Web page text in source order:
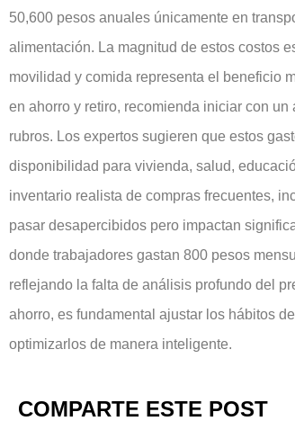
50,600 pesos anuales únicamente en
alimentación. La magnitud de estos costos
movilidad y comida representa el beneficio
en ahorro y retiro, recomienda iniciar con
rubros. Los expertos sugieren que estos
disponibilidad para vivienda, salud,
inventario realista de compras frecuentes,
pasar desapercibidos pero impactan
donde trabajadores gastan 800 pesos
reflejando la falta de análisis profundo del
ahorro, es fundamental ajustar los hábitos
optimizarlos de manera inteligente.
COMPARTE ESTE POST